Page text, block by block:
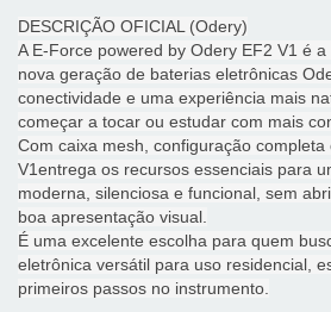
DESCRIÇÃO OFICIAL (Odery)
A E-Force powered by Odery EF2 V1 é
nova geração de baterias eletrônicas
conectividade e uma experiência mais
começar a tocar ou estudar com mais
Com caixa mesh, configuração
V1entrega os recursos essenciais para
moderna, silenciosa e funcional, sem
boa apresentação visual.
É uma excelente escolha para quem
eletrônica versátil para uso residencial,
primeiros passos no instrumento.